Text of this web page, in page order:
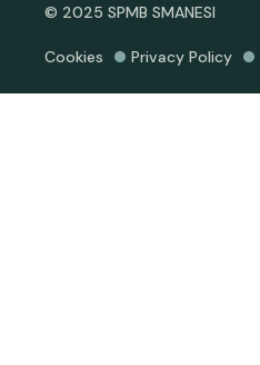
© 2025 SPMB SMANESI
Cookies Privacy Policy